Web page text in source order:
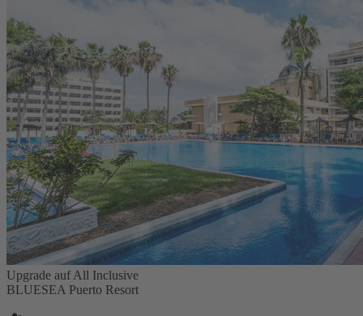
Upgrade auf All Inclusive
BLUESEA Puerto Resort